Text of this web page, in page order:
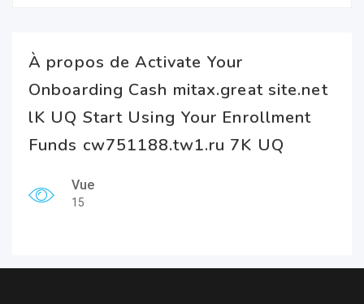
À propos de Activate Your
Onboarding Cash mitax.great site.net
lK UQ Start Using Your Enrollment
Funds cw751188.tw1.ru 7K UQ
Vue
15